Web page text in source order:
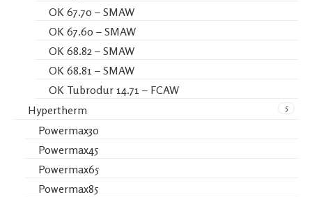
OK 67.70 – SMAW
OK 67.60 – SMAW
OK 68.82 – SMAW
OK 68.81 – SMAW
OK Tubrodur 14.71 – FCAW
5
Hypertherm
Powermax30
Powermax45
Powermax65
Powermax85